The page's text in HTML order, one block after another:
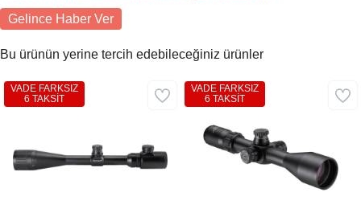
Gelince Haber Ver
Bu ürünün yerine tercih edebileceğiniz ürünler
VADE FARKSIZ
6 TAKSİT
VADE FARKSIZ
6 TAKSİT